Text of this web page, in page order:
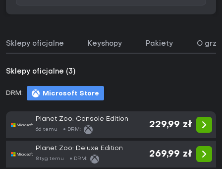
Sklepy oficjalne Keyshopy Pakiety O grze
Sklepy oficjalne (3)
DRM: Microsoft Store
Planet Zoo: Console Edition
6d temu DRM:
229,99 zł
Planet Zoo: Deluxe Edition
8tyg temu DRM:
269,99 zł